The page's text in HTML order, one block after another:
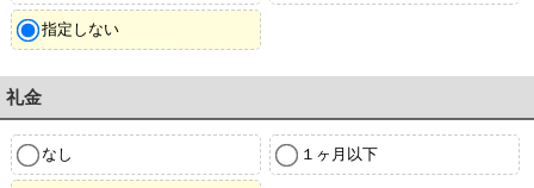
指定しない
礼金
なし １ヶ月以下